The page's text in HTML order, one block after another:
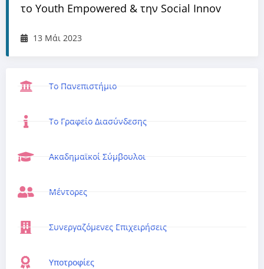
το Youth Empowered & την Social Innov
13 Μάι 2023
Το Πανεπιστήμιο
Το Γραφείο Διασύνδεσης
Ακαδημαϊκοί Σύμβουλοι
Μέντορες
Συνεργαζόμενες Επιχειρήσεις
Υποτροφίες